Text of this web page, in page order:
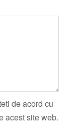
de acord cu
acest site web.